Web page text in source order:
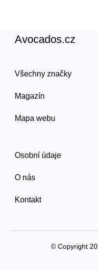
Avocados.cz
Všechny značky
Magazín
Mapa webu
Osobní údaje
O nás
Kontakt
© Copyright